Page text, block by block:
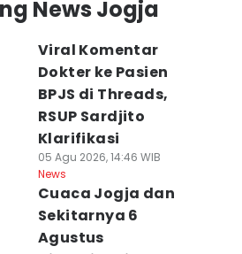
News Jogja
Viral Komentar
Dokter ke Pasien
BPJS di Threads,
RSUP Sardjito
Klarifikasi
05 Agu 2026, 14:46 WIB
News
Cuaca Jogja dan
Sekitarnya 6
Agustus